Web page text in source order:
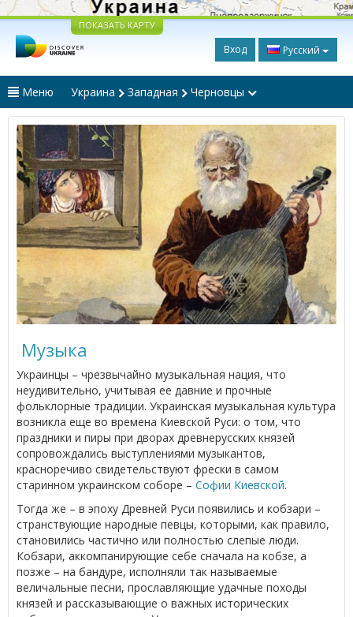
ПОКАЗАТЬ КАРТУ
Вход Русский
Меню Украина Западная Черновцы
Музыка
Украинцы – чрезвычайно музыкальная нация, что
неудивительно, учитывая ее давние и прочные
фольклорные традиции. Украинская музыкальная культура
возникла еще во времена Киевской Руси: о том, что
праздники и пиры при дворах древнерусских князей
сопровождались выступлениями музыкантов,
красноречиво свидетельствуют фрески в самом
старинном украинском соборе – Софии Киевской.
Тогда же – в эпоху Древней Руси появились и кобзари –
странствующие народные певцы, которыми, как правило,
становились частично или полностью слепые люди.
Кобзари, аккомпанирующие себе сначала на кобзе, а
позже – на бандуре, исполняли так называемые
величальные песни, прославляющие удачные походы
князей и рассказывающие о важных исторических